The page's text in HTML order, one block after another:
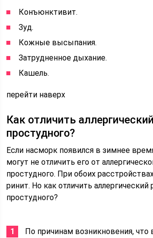
Конъюнктивит.
Зуд.
Кожные высыпания.
Затрудненное дыхание.
Кашель.
перейти наверх
Как отличить
простудного?
Если насморк появился в зимнее
могут не отличить его от
простудного. При обоих
ринит. Но как отличить аллергический
простудного?
По причинам возникновения, что